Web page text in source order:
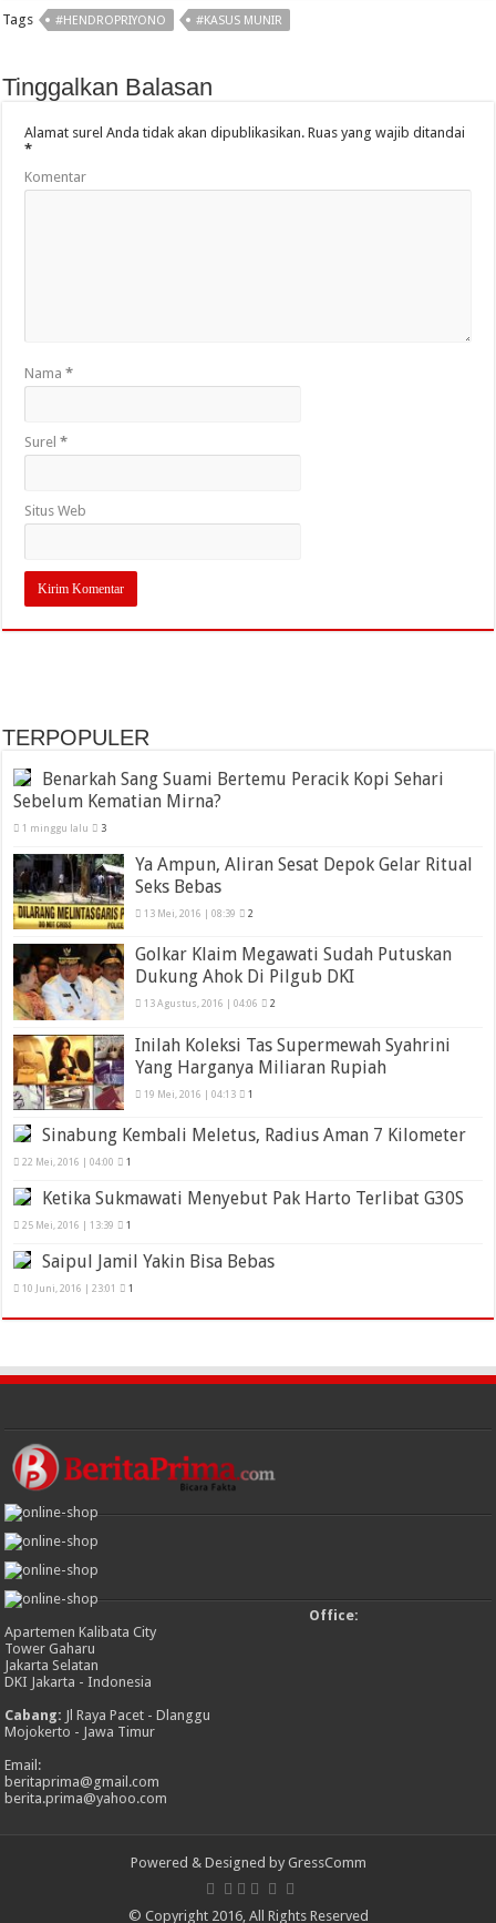
Tags #HENDROPRIYONO #KASUS MUNIR
Tinggalkan Balasan
Alamat surel Anda tidak akan dipublikasikan. Ruas yang wajib ditandai
*
Komentar
Nama*
Surel*
Situs Web
TERPOPULER
Benarkah Sang Suami Bertemu Peracik Kopi Sehari
Sebelum Kematian Mirna?
1 minggu lalu 3
Ya Ampun, Aliran Sesat Depok Gelar Ritual
Seks Bebas
13 Mei, 2016 | 08:39 2
Golkar Klaim Megawati Sudah Putuskan
Dukung Ahok Di Pilgub DKI
13 Agustus, 2016 | 04:06 2
Inilah Koleksi Tas Supermewah Syahrini
Yang Harganya Miliaran Rupiah
19 Mei, 2016 | 04:13 1
Sinabung Kembali Meletus, Radius Aman 7 Kilometer
22 Mei, 2016 | 04:00 1
Ketika Sukmawati Menyebut Pak Harto Terlibat G30S
25 Mei, 2016 | 13:39 1
Saipul Jamil Yakin Bisa Bebas
10 Juni, 2016 | 23:01 1
Office:
Apartemen Kalibata City
Tower Gaharu
Jakarta Selatan
DKI Jakarta - Indonesia
Cabang: Jl Raya Pacet - Dlanggu
Mojokerto - Jawa Timur
Email:
beritaprima@gmail.com
berita.prima@yahoo.com
Powered & Designed by GressComm
© Copyright 2016, All Rights Reserved